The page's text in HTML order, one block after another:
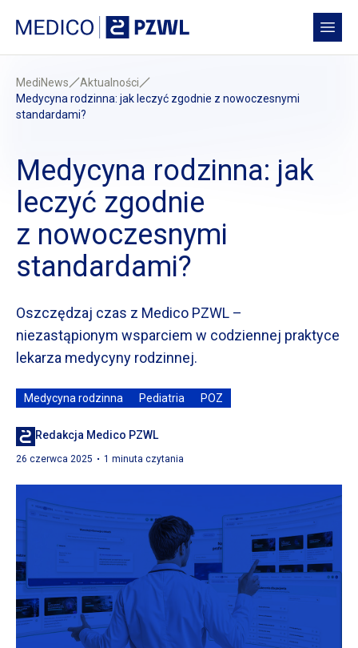
Medico PZWL Platforma Medyczna
MediNews
Aktualności
Medycyna rodzinna: jak leczyć zgodnie z nowoczesnymi
standardami?
Medycyna rodzinna: jak
leczyć zgodnie
z nowoczesnymi
standardami?
Oszczędzaj czas z Medico PZWL –
niezastąpionym wsparciem w codziennej praktyce
lekarza medycyny rodzinnej.
Medycyna rodzinna Pediatria POZ
Redakcja Medico PZWL
26 czerwca 2025 1 minuta czytania